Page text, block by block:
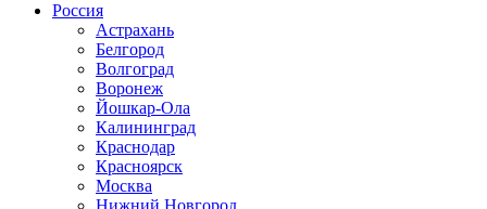
Россия
Астрахань
Белгород
Волгоград
Воронеж
Йошкар-Ола
Калининград
Краснодар
Красноярск
Москва
Нижний Новгород